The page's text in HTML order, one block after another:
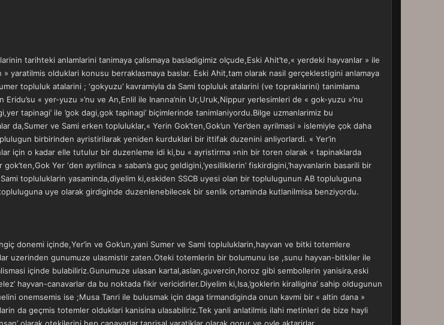
tarihteki anlamlarini tanimaya çalismaya basladigimiz olçude,Eski Ahit’te,« yerdeki hayvanlar » ile
yaratilmis olduklari konusu berraklasmaya baslar. Eski Ahit,tam olarak nasil gerçeklestigini anlamaya
topluluk atalarini ; ‘gokyuzu’ kavramiyla da Sami topluluk atalarini (ve topraklarini) tanimlama
« yer-yuzu »’nu ve An,Enlil ile Inanna’nin Ur,Uruk,Nippur yerlesimleri de « gok-yuzu »’nu
tapinagi’ ile ’gok dagi,gok tapinagi’ biçimlerinde tanimlaniyordu.Bilge uzmanlarimiz bu
da,Sumer ve Sami erken topluluklar,« Yerin Gok’ten,Gok’un Yer’den ayrilmasi » islemiyle çok daha
birbirinden ayristirilarak yeniden kurduklari bir ittifak duzenini anliyorlardi. « Yer’in
için o kadar elle tutulur bir duzenleme idi ki,bu « ayristirma »nin bir toren olarak « tapinaklarda
Yer ‘den ayrilinca » saban’a guç geldigini,’yesilliklerin’ fiskirdigini,’hayvanlarin basarili bir
topluluklarin yasaminda,diyelim ki,eskiden SSCB uyesi olan bir toplulugunun AB topluluguna
uye olarak girdiginde duzenlenebilecek bir senlik ortaminda kutlanilmisa benziyordu.
donemi içinde,Yer’in ve Gok’un,yani Sumer ve Sami topluluklarin,hayvan ve bitki totemlere
uzerinden gunumuze ulasmistir zaten.Oteki totemlerin bir bolumunu ise ,sunu hayvan-bitkiler ile
içinde bulabiliriz.Gunumuze ulasan kartal,aslan,guvercin,horoz gibi sembollerin yanisira,eski
hayvan-canavarlar da bu noktada fikir vericidirler.Diyelim ki,Isa,’goklerin kiralligina’ sahip oldugunun
onemsemis ise ;Musa Tanri ile bulusmak için daga tirmandiginda onun kavmi bir « altin dana »
da geçmis totemler olduklari kanisina ulasabiliriz.Tek yanli anlatilmis ilahi metinleri de bize hayli